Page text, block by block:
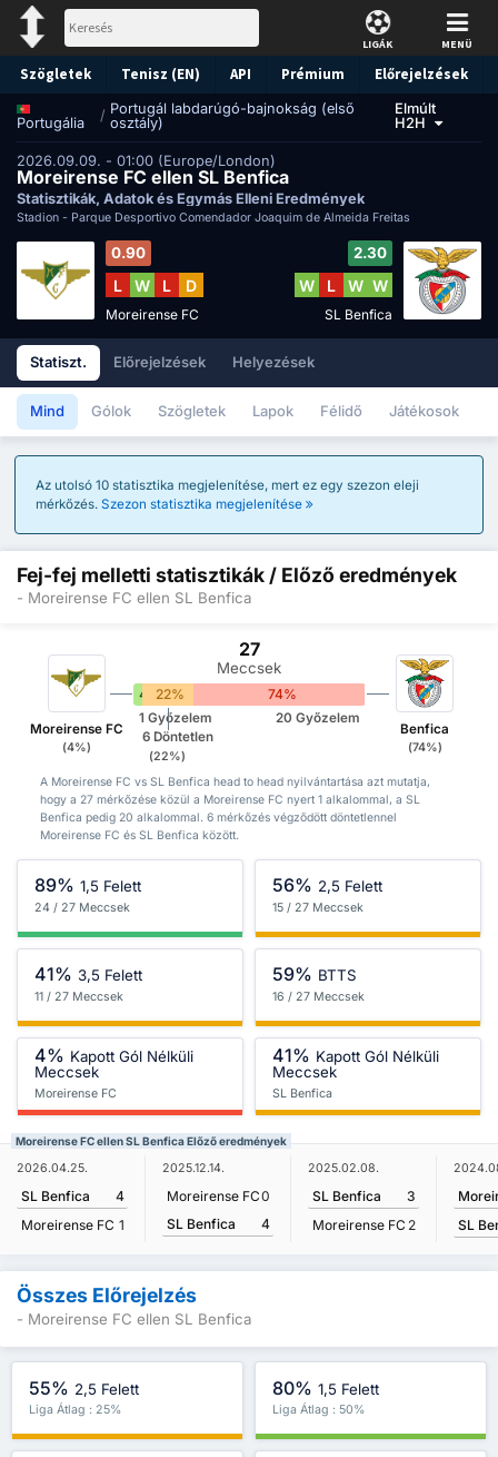
LIGÁK MENÜ
Szögletek Tenisz (EN) API Prémium Előrejelzések
Portugália / Portugál labdarúgó-bajnokság (első
osztály)
Elmúlt
H2H
2026.09.09. - 01:00 (Europe/London)
Moreirense FC ellen SL Benfica
Statisztikák, Adatok és Egymás Elleni Eredmények
Stadion - Parque Desportivo Comendador Joaquim de Almeida Freitas
0.90
L W L D
Moreirense FC
2.30
W L W W
SL Benfica
Statiszt. Előrejelzések Helyezések
Mind Gólok Szögletek Lapok Félidő Játékosok
Az utolsó 10 statisztika megjelenítése, mert ez egy szezon eleji
mérkőzés. Szezon statisztika megjelenítése
Fej-fej melletti statisztikák / Előző eredmények
- Moreirense FC ellen SL Benfica
Moreirense FC
(4%)
27
Meccsek
4%22% 74%
1 Győzelem
6 Döntetlen
(22%)
20 Győzelem
Benfica
(74%)
A Moreirense FC vs SL Benfica head to head nyilvántartása azt mutatja,
hogy a 27 mérkőzése közül a Moreirense FC nyert 1 alkalommal, a SL
Benfica pedig 20 alkalommal. 6 mérkőzés végződött döntetlennel
Moreirense FC és SL Benfica között.
89% 1,5 Felett
24 / 27 Meccsek
56% 2,5 Felett
15 / 27 Meccsek
41% 3,5 Felett
11 / 27 Meccsek
59% BTTS
16 / 27 Meccsek
4% Kapott Gól Nélküli
Meccsek
Moreirense FC
41% Kapott Gól Nélküli
Meccsek
SL Benfica
Moreirense FC ellen SL Benfica Előző eredmények
2026.04.25.
SL Benfica
4
Moreirense FC 1
2025.12.14.
Moreirense FC0
SL Benfica
4
2025.02.08.
SL Benfica
3
Moreirense FC 2
SL
Összes Előrejelzés
- Moreirense FC ellen SL Benfica
55% 2,5 Felett
Liga Átlag : 25%
80% 1,5 Felett
Liga Átlag : 50%